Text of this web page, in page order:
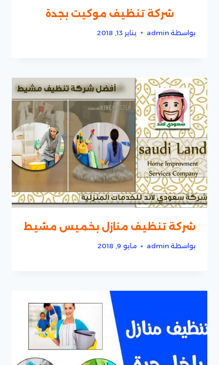
شركة تنظيف موكيت بجدة
بواسطة admin يناير 13, 2018
شركة تنظيف منازل بخميس مشيط
بواسطة admin مايو 9, 2018